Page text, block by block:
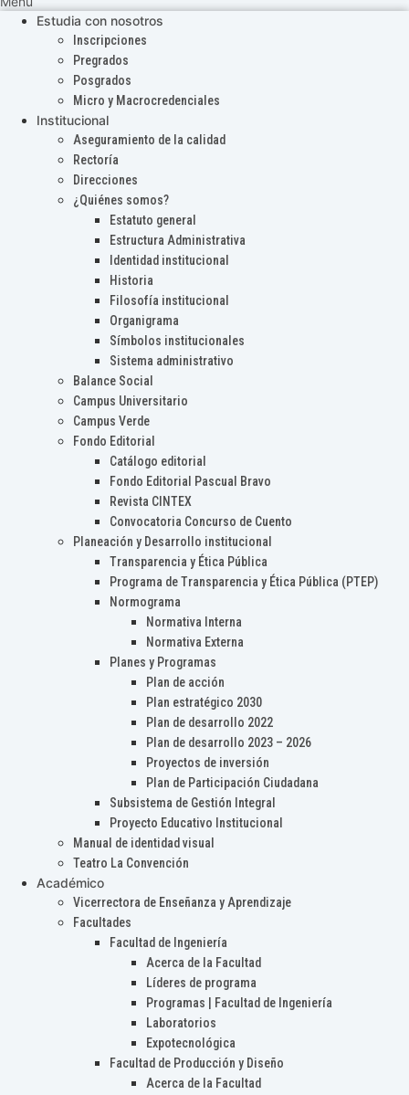
Estudia con nosotros
Inscripciones
Pregrados
Posgrados
Micro y Macrocredenciales
Institucional
Aseguramiento de la calidad
Rectoría
Direcciones
¿Quiénes somos?
Estatuto general
Estructura Administrativa
Identidad institucional
Historia
Filosofía institucional
Organigrama
Símbolos institucionales
Sistema administrativo
Balance Social
Campus Universitario
Campus Verde
Fondo Editorial
Catálogo editorial
Fondo Editorial Pascual Bravo
Revista CINTEX
Convocatoria Concurso de Cuento
Planeación y Desarrollo institucional
Transparencia y Ética Pública
Programa de Transparencia y Ética Pública (PTEP)
Normograma
Normativa Interna
Normativa Externa
Planes y Programas
Plan de acción
Plan estratégico 2030
Plan de desarrollo 2022
Plan de desarrollo 2023 – 2026
Proyectos de inversión
Plan de Participación Ciudadana
Subsistema de Gestión Integral
Proyecto Educativo Institucional
Manual de identidad visual
Teatro La Convención
Académico
Vicerrectora de Enseñanza y Aprendizaje
Facultades
Facultad de Ingeniería
Acerca de la Facultad
Líderes de programa
Programas | Facultad de Ingeniería
Laboratorios
Expotecnológica
Facultad de Producción y Diseño
Acerca de la Facultad